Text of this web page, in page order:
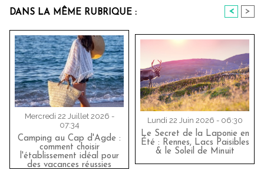
DANS LA MÊME RUBRIQUE : < >
Mercredi 22 Juillet 2026 -
07:34
Camping au Cap d'Agde :
comment choisir
l'établissement idéal pour
des vacances réussies
Lundi 22 Juin 2026 - 06:30
Le Secret de la Laponie en
Été : Rennes, Lacs Paisibles
& le Soleil de Minuit